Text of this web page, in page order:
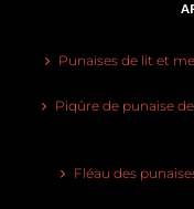
Punaises de lit et
Piqûre de punaise
Fléau des